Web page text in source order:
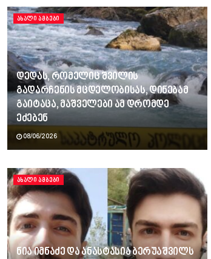
ᲐᲮᲐᲚᲘ ᲐᲛᲑᲔᲑᲘ
დედას, რომელიც შვილის
გადარჩენის მცდელობისას, დინებამ
გაიტაცა, მაშველები ამ დრომდე
ეძებენ
08/06/2026
ᲐᲮᲐᲚᲘ ᲐᲛᲑᲔᲑᲘ
ნია იმნაძე და ანასტასია ბერუაშვილს